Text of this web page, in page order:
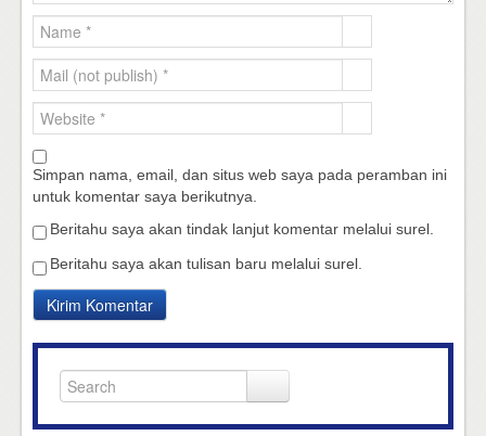
Simpan nama, email, dan situs web saya pada peramban ini
untuk komentar saya berikutnya.
Beritahu saya akan tindak lanjut komentar melalui surel.
Beritahu saya akan tulisan baru melalui surel.